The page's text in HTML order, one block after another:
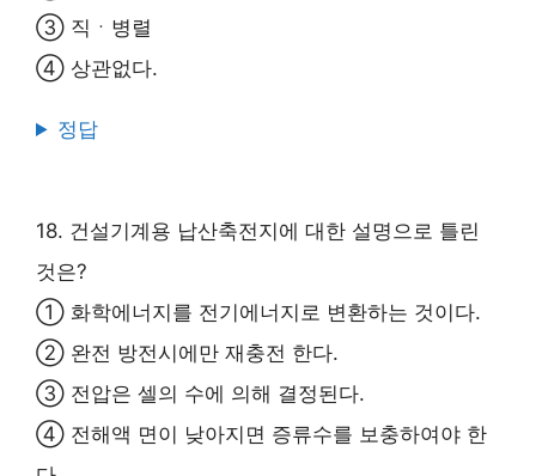
③ 직ㆍ병렬
④ 상관없다.
정답
18. 건설기계용 납산축전지에 대한 설명으로 틀린
것은?
① 화학에너지를 전기에너지로 변환하는 것이다.
② 완전 방전시에만 재충전 한다.
③ 전압은 셀의 수에 의해 결정된다.
④ 전해액 면이 낮아지면 증류수를 보충하여야 한